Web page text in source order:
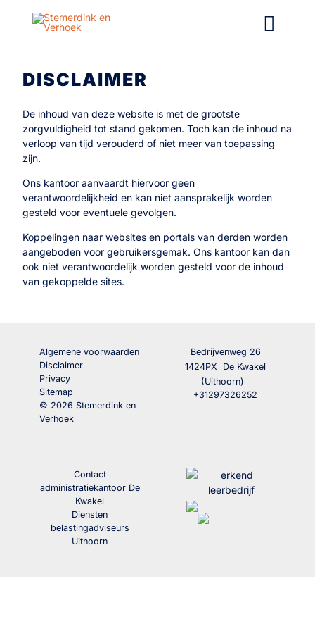
DISCLAIMER
De inhoud van deze website is met de grootste
zorgvuldigheid tot stand gekomen. Toch kan de inhoud na
verloop van tijd verouderd of niet meer van toepassing
zijn.
Ons kantoor aanvaardt hiervoor geen
verantwoordelijkheid en kan niet aansprakelijk worden
gesteld voor eventuele gevolgen.
Koppelingen naar websites en portals van derden worden
aangeboden voor gebruikersgemak. Ons kantoor kan dan
ook niet verantwoordelijk worden gesteld voor de inhoud
van gekoppelde sites.
Algemene voorwaarden
Disclaimer
Privacy
Sitemap
© 2026 Stemerdink en
Verhoek
Bedrijvenweg 26
1424PX
De Kwakel
(Uithoorn)
+31297326252
Contact
administratiekantoor De
Kwakel
Diensten
belastingadviseurs
Uithoorn